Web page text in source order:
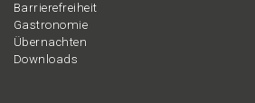
Barrie­re­frei­heit
Gastro­no­mie
Übernach­ten
Downloads